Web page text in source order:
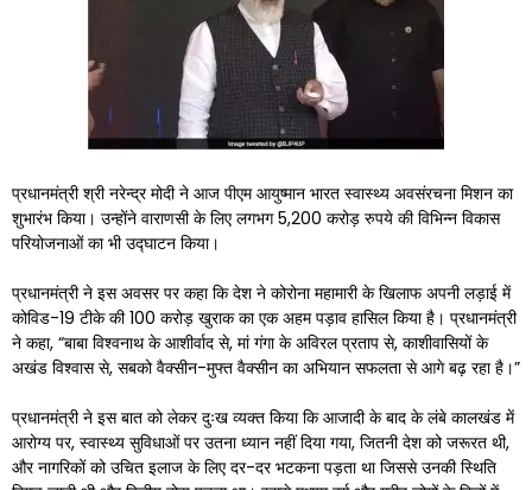
प्रधानमंत्री श्री नरेन्द्र मोदी ने आज पीएम आयुष्मान भारत स्वास्थ्य अवसंरचना मिशन का
शुभारंभ किया। उन्होंने वाराणसी के लिए लगभग 5,200 करोड़ रुपये की विभिन्न विकास
परियोजनाओं का भी उद्घाटन किया।
प्रधानमंत्री ने इस अवसर पर कहा कि देश ने कोरोना महामारी के खिलाफ अपनी लड़ाई में
कोविड-19 टीके की 100 करोड़ खुराक का एक अहम पड़ाव हासिल किया है। प्रधानमंत्री
ने कहा, “बाबा विश्वनाथ के आशीर्वाद से, मां गंगा के अविरल प्रताप से, काशीवासियों के
अखंड विश्वास से, सबको वैक्सीन-मुफ्त वैक्सीन का अभियान सफलता से आगे बढ़ रहा है।”
प्रधानमंत्री ने इस बात को लेकर दुःख व्यक्त किया कि आजादी के बाद के लंबे कालखंड में
आरोग्य पर, स्वास्थ्य सुविधाओं पर उतना ध्यान नहीं दिया गया, जितनी देश को जरूरत थी,
और नागरिकों को उचित इलाज के लिए दर-दर भटकना पड़ता था जिससे उनकी स्थिति